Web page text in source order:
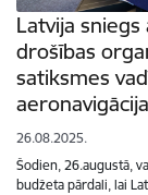
Latvija
drošības
satiksmes
26.08.2025.
Šodien, 26.augustā,
budžeta pārdali, lai